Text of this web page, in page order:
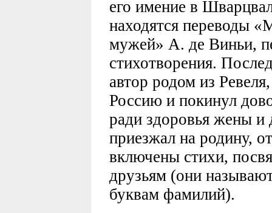
его имение в
находятся переводы
мужей» А. де Виньи,
стихотворения.
автор родом из
Россию и покинул
ради здоровья жены и
приезжал на родину,
включены стихи,
друзьям (они
буквам фамилий).